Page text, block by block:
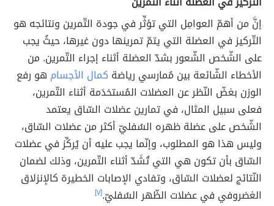
إنَّ من أهمّ العوامِل التي تؤثِّر في جودة التّمرين ونتائجه هو
التّركيز في العضلة التي يتمّ تمرينها دون غيرها، حيثُ يجب
على الشّخص الشّعور بشدّ العضلة أثناء إجراء التّمرين. من
الأخطاء الشّائعة بين مُمارسي رياضة كمال الأجسام هو رفع
الوزن بغضّ النّظر عن العضلات المُستخدَمة أثناء التّمرين،
فعلى سبيل المثال، في تمارين عضلات السّاق يعتمد
الشّخص على عضلة ظهره السُفليّ أكثر من عضلات السّاق،
وليس هذا هو المطلوب، وإنّما يجب عليه أن يُركِّز في عضلات
السّاق بأن تكون هي التي تُشَدّ أثناء التّمرين، وذلك لضمان
النّتائج لعضلات السّاق، وتفادي الإصابات الخطيرة كالإنزلاق
الغضروفي في عضلات الظّهر السُفليّ.[٧]